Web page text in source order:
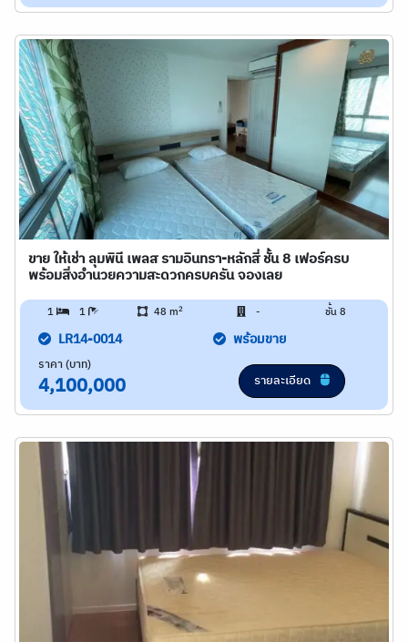
ขาย ให้เช่า ลุมพินี เพลส รามอินทรา-หลักสี่ ชั้น 8 เฟอร์ครบ
พร้อมสิ่งอำนวยความสะดวกครบครัน จองเลย
1 1 48 m2 - ชั้น 8
LR14-0014 พร้อมขาย
ราคา (บาท)
4,100,000 รายละเอียด